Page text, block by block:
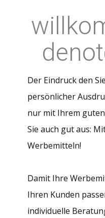
Der Eindruck den
persönlicher
nur mit Ihrem
Sie auch gut aus:
Werbemitteln!
Damit Ihre
Ihren Kunden
individuelle